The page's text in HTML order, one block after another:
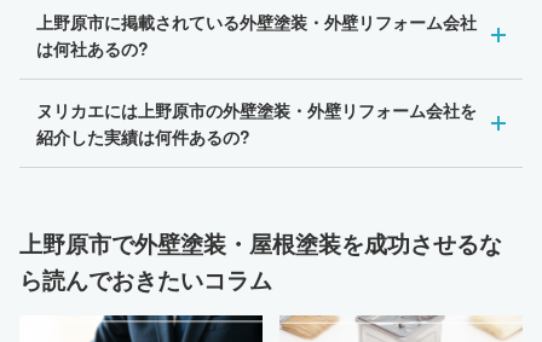
上野原市に掲載されている外壁塗装・外壁リフォーム会社
は何社あるの?
ヌリカエには上野原市の外壁塗装・外壁リフォーム会社を
紹介した実績は何件あるの?
上野原市で外壁塗装・屋根塗装を成功させるな
ら読んでおきたいコラム